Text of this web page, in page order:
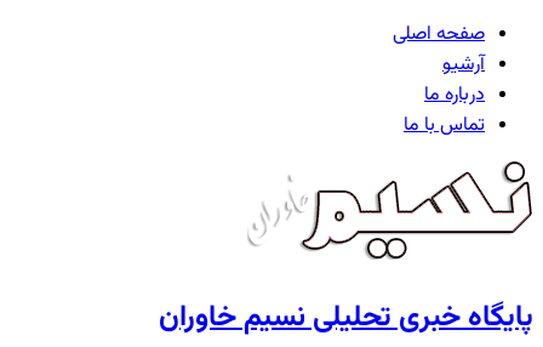
صفحه اصلی
آرشیو
درباره ما
تماس با ما
پایگاه خبری تحلیلی نسیم خاوران